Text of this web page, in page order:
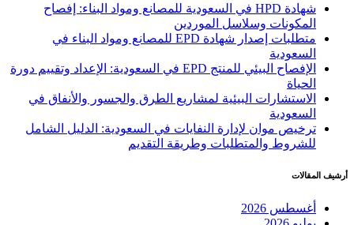
شهادة HPD في السعودية للمصانع ومواد البناء: إفصاح
المكونات وسلاسل الموردين
متطلبات إصدار شهادة EPD للمصانع ومواد البناء في
السعودية
الإفصاح البيئي للمنتج EPD في السعودية: الإعداد وتقييم دورة
الحياة
الاستشارات البيئية لمشاريع الطرق والجسور والأنفاق في
السعودية
ترخيص موان لإدارة النفايات في السعودية: الدليل الشامل
للشروط والمتطلبات وطريقة التقديم
أرشيف المقالات
أغسطس 2026